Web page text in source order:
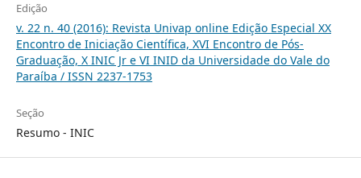
Edição
v. 22 n. 40 (2016): Revista Univap online Edição Especial XX
Encontro de Iniciação Científica, XVI Encontro de Pós-
Graduação, X INIC Jr e VI INID da Universidade do Vale do
Paraíba / ISSN 2237-1753
Seção
Resumo - INIC